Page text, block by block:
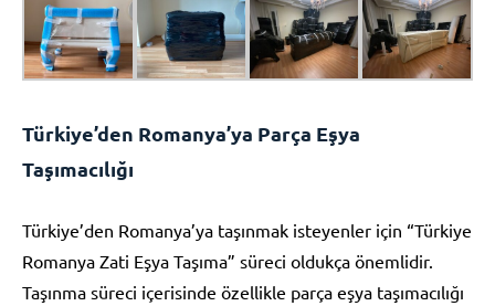
Türkiye’den Romanya’ya Parça Eşya
Taşımacılığı
Türkiye’den Romanya’ya taşınmak isteyenler için “Türkiye
Romanya Zati Eşya Taşıma” süreci oldukça önemlidir.
Taşınma süreci içerisinde özellikle parça eşya taşımacılığı